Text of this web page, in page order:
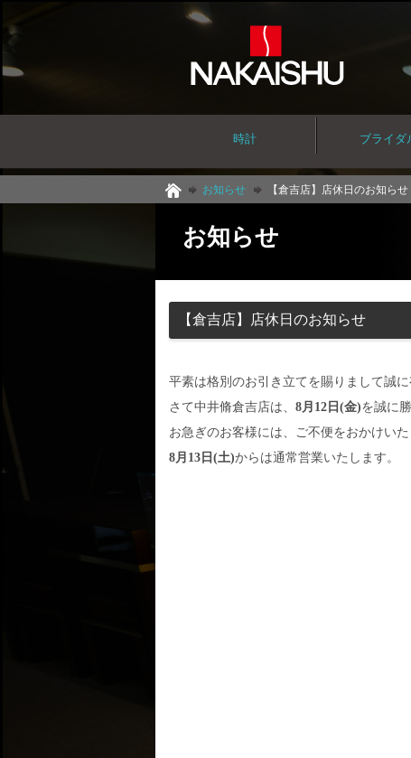
時計 ブライダ
お知らせ 【倉吉店】店休日のお知らせ
お知らせ
【倉吉店】店休日のお知らせ
平素は格別のお引き立てを賜りまして誠に
さて中井脩倉吉店は、 8月12日(金)を誠に
お急ぎのお客様には、ご不便をおかけい
8月13日(土)からは通常営業いたします。